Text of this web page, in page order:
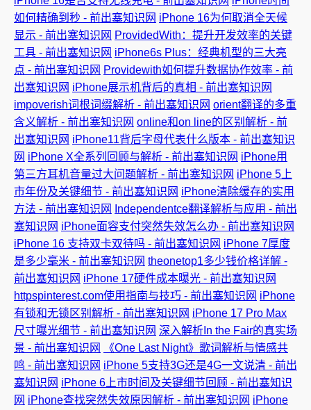
如何精确到秒 - 前出塞知识网 iPhone 16为何取消全天候
显示 - 前出塞知识网 ProvidedWith：提升开发效率的关键
工具 - 前出塞知识网 iPhone6s Plus：经典机型的三大亮
点 - 前出塞知识网 Providewith如何提升数据协作效率 - 前
出塞知识网 iPhone展示机背后的真相 - 前出塞知识网
impoverish词根词缀解析 - 前出塞知识网 orient翻译的多重
含义解析 - 前出塞知识网 online和on line的区别解析 - 前
出塞知识网 iPhone11背后字母代表什么版本 - 前出塞知识
网 iPhone X全系列回顾与解析 - 前出塞知识网 iPhone用
第三方耳机音量过大问题解析 - 前出塞知识网 iPhone 5上
市年份及关键细节 - 前出塞知识网 iPhone清除缓存的实用
方法 - 前出塞知识网
Independentce翻译解析与应用 - 前出
塞知识网 iPhone面容支付突然失效怎么办 - 前出塞知识网
iPhone 16 支持双卡双待吗 - 前出塞知识网 iPhone 7厚度
是多少毫米 - 前出塞知识网 theonetop1多少钱价格详解 -
前出塞知识网 iPhone 17硬件成本曝光 - 前出塞知识网
httpspinterest.com使用指南与技巧 - 前出塞知识网 iPhone
有锁和无锁区别解析 - 前出塞知识网 iPhone 17 Pro Max
尺寸曝光细节 - 前出塞知识网 深入解析In the Fair的真实场
景 - 前出塞知识网
《One Last Night》歌词解析与情感共
鸣 - 前出塞知识网 iPhone 5支持3G还是4G一文说清 - 前出
塞知识网 iPhone 6上市时间及关键细节回顾 - 前出塞知识
网 iPhone查找突然失效原因解析 - 前出塞知识网 iPhone